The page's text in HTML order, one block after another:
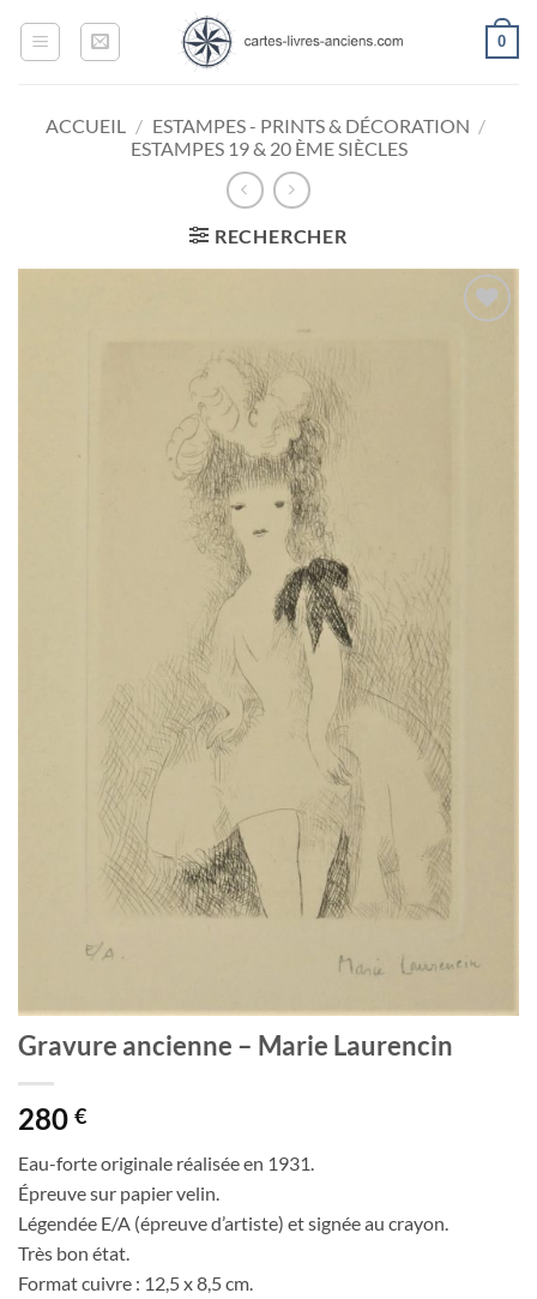
0
ACCUEIL / ESTAMPES - PRINTS & DÉCORATION /
ESTAMPES 19 & 20 ÈME SIÈCLES
RECHERCHER
Gravure ancienne – Marie Laurencin
280 €
Eau-forte originale réalisée en 1931.
Épreuve sur papier velin.
Légendée E/A (épreuve d’artiste) et signée au crayon.
Très bon état.
Format cuivre : 12,5 x 8,5 cm.